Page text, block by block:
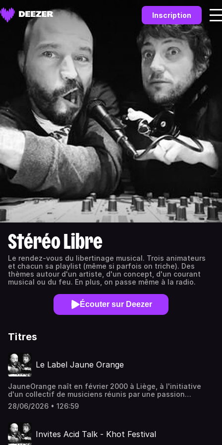
Inscription
Stéréo Libre
Le rendez-vous du libertinage musical. Trois animateurs
et chacun sa playlist (même si parfois on triche). Des
thèmes autour d'un artiste, d'un concept, d'un courant
musical ou du feu. En plus, on passe même à la radio.
Écouter sur Deezer
Titres
Le Label Jaune Orange
JauneOrange naît en février 2000 à Liège, à l'initiative
d'un collectif de musiciens réunis par une passion
commune et des affinités humaines. L'objectif initial est
simple : promouvoir et diffuser ensemble les projets
de son côté. Aujourd'hui structuré en ASBL, JauneOrange
se décline en cinq entités : JO Label, JO Booking, JO
Publishing, JO Events et JO Management. Ce qui fait sa
28/06/2026 • 126:59
Invites Acid Talk - Khot Festival